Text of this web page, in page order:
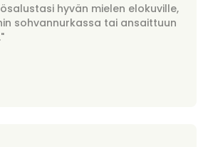
hyvän mielen elokuville,
sohvannurkassa tai ansaittuun